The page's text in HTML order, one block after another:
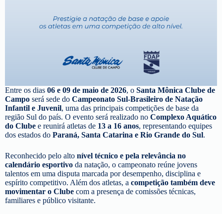
Entre os dias 06 e 09 de maio de 2026, o Santa Mônica Clube de
Campo será sede do Campeonato Sul-Brasileiro de Natação
Infantil e Juvenil, uma das principais competições de base da
região Sul do país. O evento será realizado no Complexo Aquático
do Clube e reunirá atletas de 13 a 16 anos, representando equipes
dos estados do Paraná, Santa Catarina e Rio Grande do Sul.
Reconhecido pelo alto nível técnico e pela relevância no
calendário esportivo da natação, o campeonato reúne jovens
talentos em uma disputa marcada por desempenho, disciplina e
espírito competitivo. Além dos atletas, a competição também deve
movimentar o Clube com a presença de comissões técnicas,
familiares e público visitante.